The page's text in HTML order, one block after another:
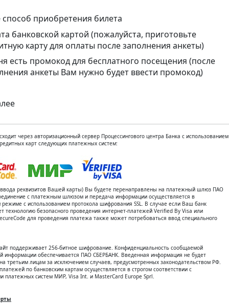
приобретения билета
банковской картой (пожалуйста, приготовьте
карту для оплаты после заполнения анкеты)
есть промокод для бесплатного посещения (после
анкеты Вам нужно будет ввести промокод)
через авторизационный сервер Процессингового центра Банка с использованием
карт следующих платежных систем:
реквизитов Вашей карты) Вы будете перенаправлены на платежный шлюз ПАО
с платежным шлюзом и передача информации осуществляется в
с использованием протокола шифрования SSL. В случае если Ваш банк
технологию безопасного проведения интернет-платежей Verified By Visa или
для проведения платежа также может потребоваться ввод специального
поддерживает 256-битное шифрование. Конфиденциальность сообщаемой
информации обеспечивается ПАО СБЕРБАНК. Введенная информация не будет
третьим лицам за исключением случаев, предусмотренных законодательством РФ.
по банковским картам осуществляется в строгом соответствии с
платежных систем МИР, Visa Int. и MasterCard Europe Sprl.